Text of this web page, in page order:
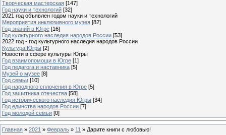
Творческая мастерская [147]
Год науки и технологий [32]
2021 год объявлен годом науки и технологий
Мероприятия инклюзивного музея [82]
Год знаний в Югре [16]
Год культурного наследия народов России [53]
2022 год - год культурного наследия народов России
Культура Югры [2]
Новости в сфере культуры Югры
Год взаимопомощи в Югре [1]
Год педагога и наставника [5]
Музей о музее [8]
Год семьи [10]
Год народного сплочения в Югре [5]
Год защитника отечества [58]
Год исторического наследия Югры [34]
Год единства народов России [7]
Год молодой семьи [0]
Главная » 2021 » Февраль » 11 » Дарите книги с любовью!